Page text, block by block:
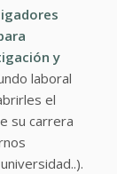
y
laboral
el
su carrera